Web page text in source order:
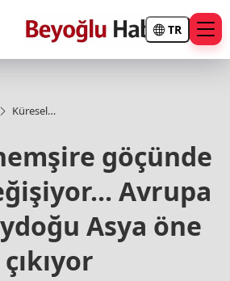
TR
Küresel
denge
değişiyor...
Avrupa ve
Güneydoğu
Asya öne
çıkıyor
göçünde
Avrupa
Asya öne
çıkıyor